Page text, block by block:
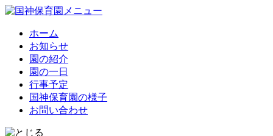
ホーム
お知らせ
園の紹介
園の一日
行事予定
国神保育園の様子
お問い合わせ